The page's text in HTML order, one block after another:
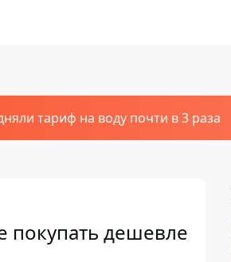
тариф на воду почти в 3 раза
покупать дешевле